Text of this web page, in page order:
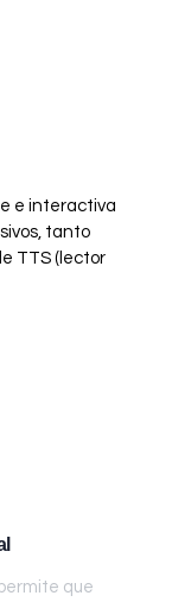
e interactiva
tanto
TTS (lector
que